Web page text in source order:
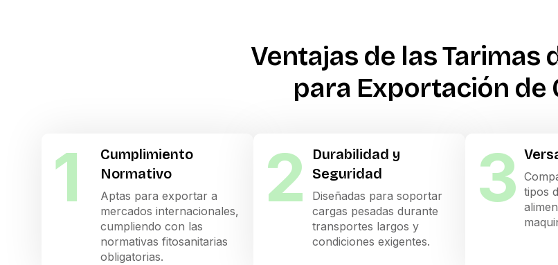
Ventajas de las Tarimas
para Exportación de
1
Cumplimiento
Normativo
Aptas para exportar a
mercados internacionales,
cumpliendo con las
normativas fitosanitarias
obligatorias.
2
Durabilidad y
Seguridad
Diseñadas para soportar
cargas pesadas durante
transportes largos y
condiciones exigentes.
3 tipos